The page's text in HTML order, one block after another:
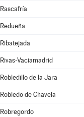
Rascafría
Redueña
Ribatejada
Rivas-Vaciamadrid
Robledillo de la Jara
Robledo de Chavela
Robregordo